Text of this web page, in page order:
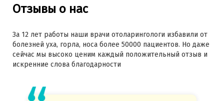
Отзывы о нас
За 12 лет работы наши врачи отоларингологи избавили от
болезней уха, горла, носа более 50000 пациентов. Но даже
сейчас мы высоко ценим каждый положительный отзыв и
искренние слова благодарности